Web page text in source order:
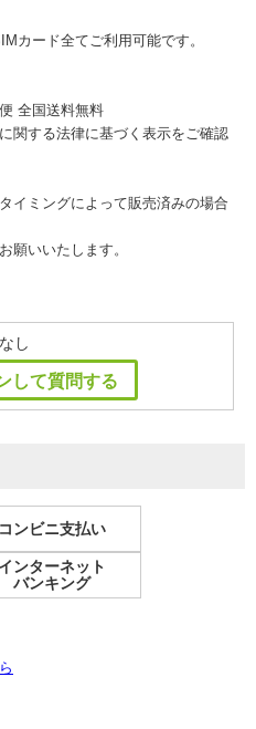
カード全てご利用可能です。
全国送料無料
関する法律に基づく表示をご確認
イミングによって販売済みの場合
願いいたします。
し
して質問する
コンビニ支払い
インターネット
バンキング